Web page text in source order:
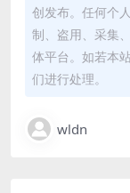
创发布。任何个
制、盗用、采集
体平台。如若本
们进行处理。
wldn